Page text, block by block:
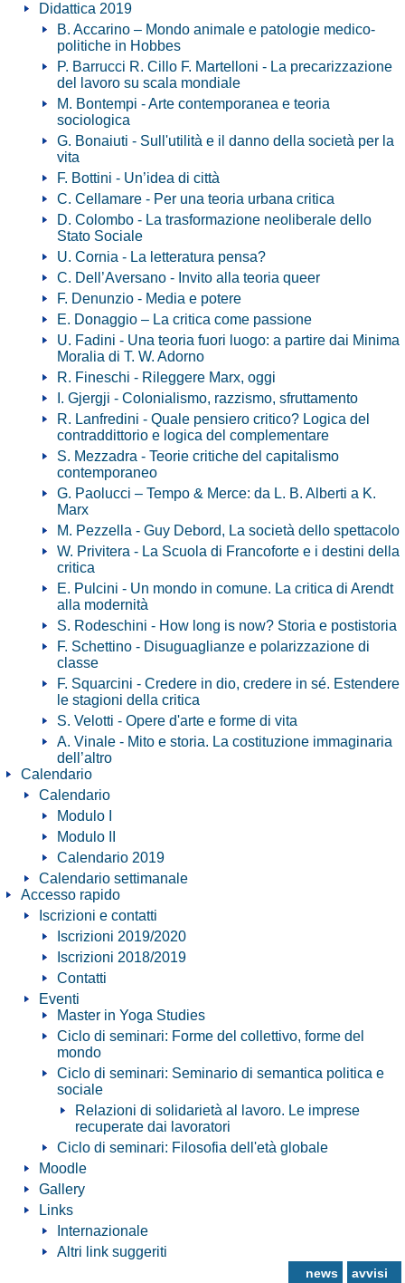
Didattica 2019
B. Accarino – Mondo animale e patologie medico-
politiche in Hobbes
P. Barrucci R. Cillo F. Martelloni - La precarizzazione
del lavoro su scala mondiale
M. Bontempi - Arte contemporanea e teoria
sociologica
G. Bonaiuti - Sull'utilità e il danno della società per la
vita
F. Bottini - Un’idea di città
C. Cellamare - Per una teoria urbana critica
D. Colombo - La trasformazione neoliberale dello
Stato Sociale
U. Cornia - La letteratura pensa?
C. Dell’Aversano - Invito alla teoria queer
F. Denunzio - Media e potere
E. Donaggio – La critica come passione
U. Fadini - Una teoria fuori luogo: a partire dai Minima
Moralia di T. W. Adorno
R. Fineschi - Rileggere Marx, oggi
I. Gjergji - Colonialismo, razzismo, sfruttamento
R. Lanfredini - Quale pensiero critico? Logica del
contraddittorio e logica del complementare
S. Mezzadra - Teorie critiche del capitalismo
contemporaneo
G. Paolucci – Tempo & Merce: da L. B. Alberti a K.
Marx
M. Pezzella - Guy Debord, La società dello spettacolo
W. Privitera - La Scuola di Francoforte e i destini della
critica
E. Pulcini - Un mondo in comune. La critica di Arendt
alla modernità
S. Rodeschini - How long is now? Storia e postistoria
F. Schettino - Disuguaglianze e polarizzazione di
classe
F. Squarcini - Credere in dio, credere in sé. Estendere
le stagioni della critica
S. Velotti - Opere d'arte e forme di vita
A. Vinale - Mito e storia. La costituzione immaginaria
dell’altro
Calendario
Calendario
Modulo I
Modulo II
Calendario 2019
Calendario settimanale
Accesso rapido
Iscrizioni e contatti
Iscrizioni 2019/2020
Iscrizioni 2018/2019
Contatti
Eventi
Master in Yoga Studies
Ciclo di seminari: Forme del collettivo, forme del
mondo
Ciclo di seminari: Seminario di semantica politica e
sociale
Relazioni di solidarietà al lavoro. Le imprese
recuperate dai lavoratori
Ciclo di seminari: Filosofia dell'età globale
Moodle
Gallery
Links
Internazionale
Altri link suggeriti
news avvisi